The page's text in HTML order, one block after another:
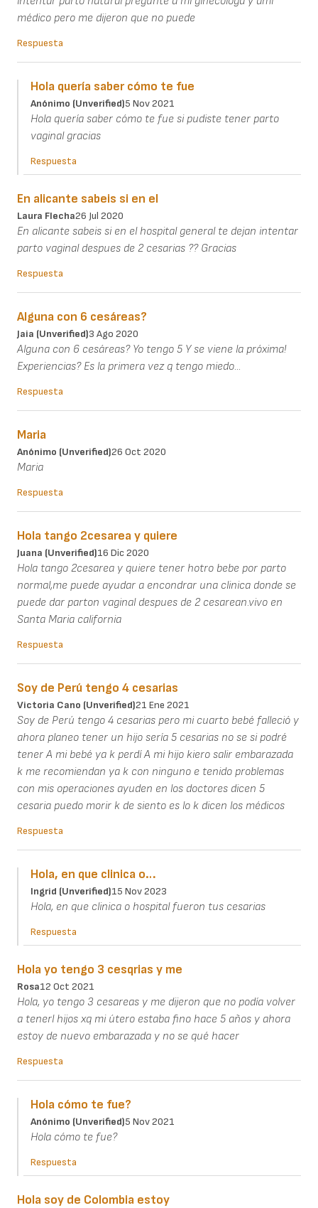
médico pero me dijeron que no puede
Respuesta
Hola quería saber cómo te fue
Anónimo (unverified)5 Nov 2021
Hola quería saber cómo te fue si pudiste tener parto
vaginal gracias
Respuesta
En alicante sabeis si en el
Laura Flecha26 Jul 2020
En alicante sabeis si en el hospital general te dejan intentar
parto vaginal despues de 2 cesarias ?? Gracias
Respuesta
Alguna con 6 cesáreas?
Jaia (unverified)3 Ago 2020
Alguna con 6 cesáreas? Yo tengo 5 Y se viene la próxima!
Experiencias? Es la primera vez q tengo miedo...
Respuesta
Maria
Anónimo (unverified)26 Oct 2020
Maria
Respuesta
Hola tango 2cesarea y quiere
Juana (unverified)16 Dic 2020
Hola tango 2cesarea y quiere tener hotro bebe por parto
normal,me puede ayudar a encondrar una clinica donde se
puede dar parton vaginal despues de 2 cesarean.vivo en
Santa Maria california
Respuesta
Soy de Perú tengo 4 cesarias
Victoria Cano (unverified)21 Ene 2021
Soy de Perú tengo 4 cesarias pero mi cuarto bebé falleció y
ahora planeo tener un hijo sería 5 cesarias no se si podré
tener A mi bebé ya k perdí A mi hijo kiero salir embarazada
k me recomiendan ya k con ninguno e tenido problemas
con mis operaciones ayuden en los doctores dicen 5
cesaria puedo morir k de siento es lo k dicen los médicos
Respuesta
Hola, en que clinica o…
Ingrid (unverified)15 Nov 2023
Hola, en que clinica o hospital fueron tus cesarias
Respuesta
Hola yo tengo 3 cesqrias y me
Rosa12 Oct 2021
Hola, yo tengo 3 cesareas y me dijeron que no podía volver
a tenerl hijos xq mi útero estaba fino hace 5 años y ahora
estoy de nuevo embarazada y no se qué hacer
Respuesta
Hola cómo te fue?
Anónimo (unverified)5 Nov 2021
Hola cómo te fue?
Respuesta
Hola soy de Colombia estoy